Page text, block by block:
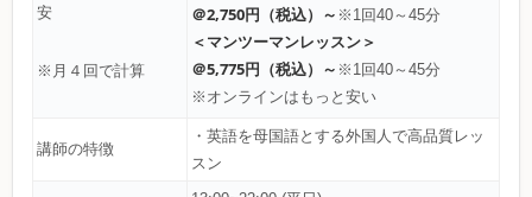
安
※月４回で計算
＠2,750円（税込）～ ※1回40～45分
＜マンツーマンレッスン＞
＠5,775円（税込）～ ※1回40～45分
※オンラインはもっと安い
講師の特徴
・英語を母国語とする外国人で高品質レッ
スン